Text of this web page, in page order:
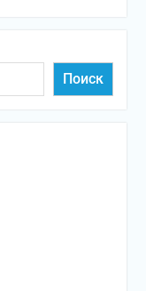
Поиск